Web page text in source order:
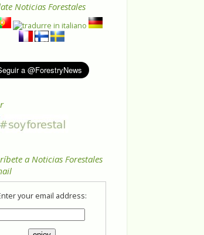
Noticias Forestales
a Noticias Forestales
your email address: